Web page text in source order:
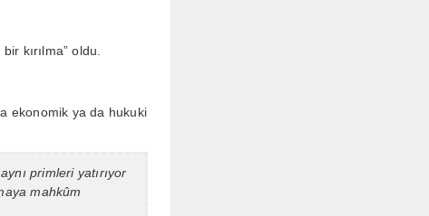
kırılma” oldu.
ekonomik ya da hukuki
primleri yatırıyor
mahkûm